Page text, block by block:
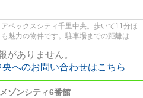
ペックスシティ千里中央。歩いて11分ほ
魅力の物件です。駐車場までの距離は
がありません。
へのお問い合わせはこちら
ゾンシティ6番館